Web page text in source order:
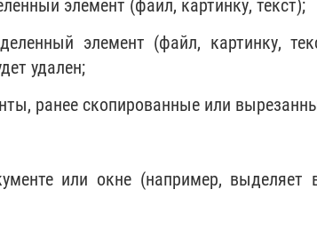
элемент (файл, картинку, текст);
элемент (файл, картинку,
удален;
ранее скопированные или
или окне (например, выделяет